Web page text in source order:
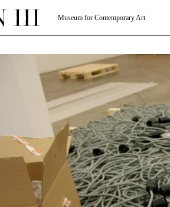
Museum for Contemporary Art